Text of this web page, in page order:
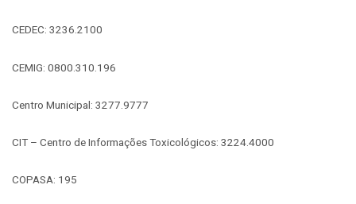
CEDEC: 3236.2100
CEMIG: 0800.310.196
Centro Municipal: 3277.9777
CIT – Centro de Informações Toxicológicos: 3224.4000
COPASA: 195